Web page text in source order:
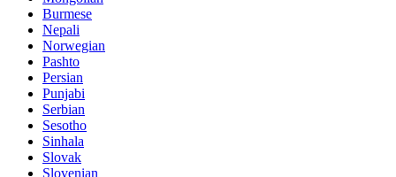
Burmese
Nepali
Norwegian
Pashto
Persian
Punjabi
Serbian
Sesotho
Sinhala
Slovak
Slovenian